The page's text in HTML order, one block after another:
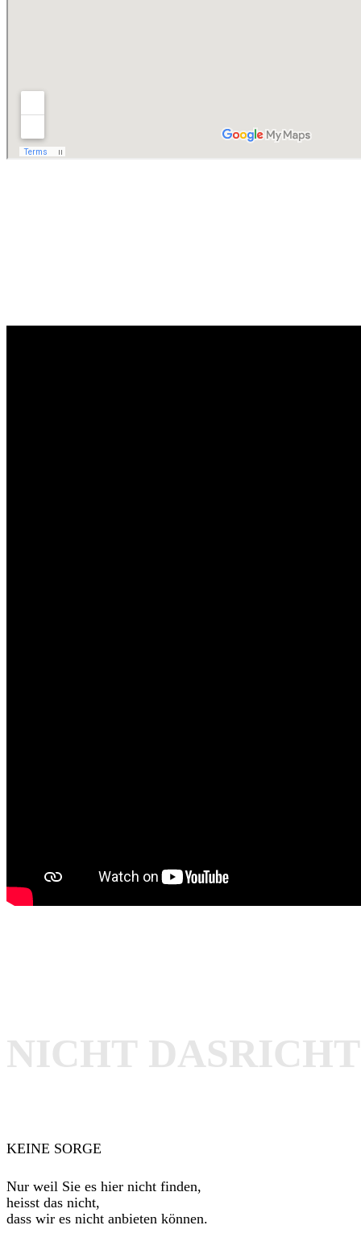
NICHT DAS
KEINE SORGE
Nur weil Sie es hier nicht finden,
heisst das nicht,
dass wir es nicht anbieten können.